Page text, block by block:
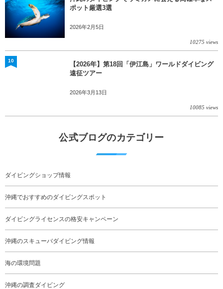
ポット厳選3選
2026年2月5日
10275 views
【2026年】第18回「伊江島」ワールドダイビング
遠征ツアー
2026年3月13日
10085 views
10
公式ブログのカテゴリー
ダイビングショップ情報
沖縄でおすすめのダイビングスポット
ダイビングライセンスの格安キャンペーン
沖縄のスキューバダイビング情報
海の環境問題
沖縄の調査ダイビング